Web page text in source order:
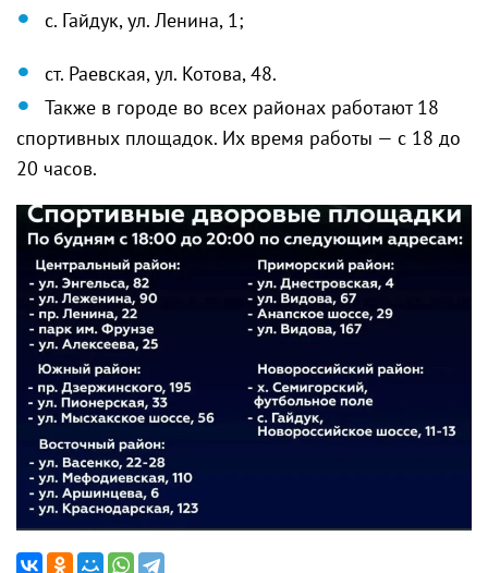
с. Гайдук, ул. Ленина, 1;
ст. Раевская, ул. Котова, 48.
Также в городе во всех районах работают 18
спортивных площадок. Их время работы — с 18 до
20 часов.